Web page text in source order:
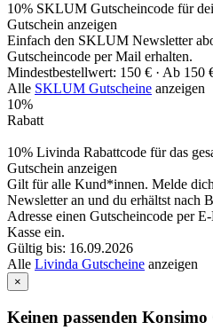
10% SKLUM Gutscheincode für
Gutschein anzeigen
Einfach den SKLUM Newsletter
Gutscheincode per Mail erhalten.
Mindestbestellwert: 150 € · Ab 150
Alle SKLUM Gutscheine anzeigen
10%
Rabatt
10% Livinda Rabattcode für das
Gutschein anzeigen
Gilt für alle Kund*innen. Melde
Newsletter an und du erhältst nach
Adresse einen Gutscheincode per
Kasse ein.
Gültig bis: 16.09.2026
Alle Livinda Gutscheine anzeigen
×
Keinen passenden